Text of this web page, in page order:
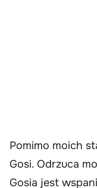
Pomimo moich
Gosi. Odrzuca
Gosia jest